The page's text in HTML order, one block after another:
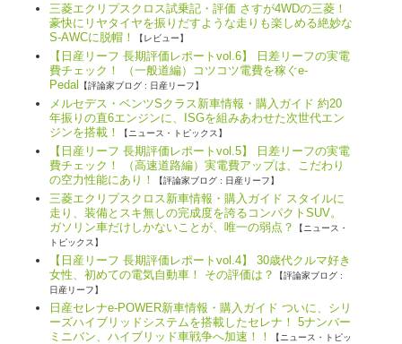
三菱エクリプスクロス試乗記・評価 さすが4WDの三菱！
豪快にリヤタイヤを振りだすような走りも楽しめる絶妙な
S-AWCに脱帽！
【レビュー】
【日産リーフ 長期評価レポートvol.6】 日差リーフの実電
費チェック！ （一般道編）コツコツ電費を稼ぐe-
Pedal
【評論家ブログ : 日産リーフ】
メルセデス・ベンツSクラス新車情報・購入ガイド 約20
年振りの直6エンジンに、ISGを組みあわせた次世代エン
ジンを搭載！
【ニュース・トピックス】
【日産リーフ 長期評価レポートvol.5】 日差リーフの実電
費チェック！ （高速道路編）実電費アップは、こだわり
の空力性能にあり！
【評論家ブログ : 日産リーフ】
三菱エクリプスクロス新車情報・購入ガイド スタイルに
走り、装備とスキ無しの完成度を誇るコンパクトSUV。
ガソリン車だけしかないことが、唯一の弱点？
【ニュース・
トピックス】
【日産リーフ 長期評価レポートvol.4】 30歳代クルマ好き
女性、初めての電気自動車！ その評価は？
【評論家ブログ :
日産リーフ】
日産セレナe-POWER新車情報・購入ガイド ついに、シリ
ーズハイブリッドシステムを搭載したセレナ！ 5ナンバー
ミニバン、ハイブリッド車戦争へ加速！！
【ニュース・トピッ